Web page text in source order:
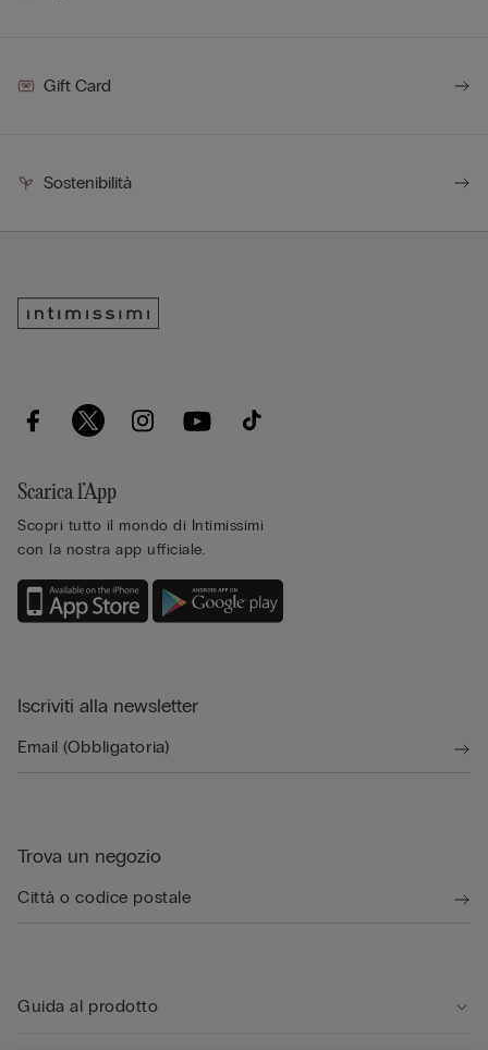
Gift Card
Sostenibilità
Scarica l’App
Scopri tutto il mondo di Intimissimi
con la nostra app ufficiale.
Iscriviti alla newsletter
Trova un negozio
Guida al prodotto